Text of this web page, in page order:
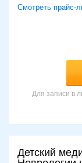
Смотреть прайс-
Для записи в
Детский